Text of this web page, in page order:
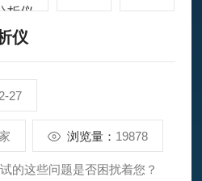
仪
27
浏览量： 19878
的这些问题是否困扰着您？